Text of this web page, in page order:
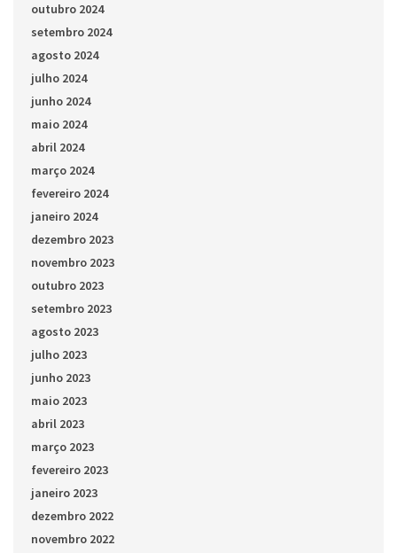
outubro 2024
setembro 2024
agosto 2024
julho 2024
junho 2024
maio 2024
abril 2024
março 2024
fevereiro 2024
janeiro 2024
dezembro 2023
novembro 2023
outubro 2023
setembro 2023
agosto 2023
julho 2023
junho 2023
maio 2023
abril 2023
março 2023
fevereiro 2023
janeiro 2023
dezembro 2022
novembro 2022